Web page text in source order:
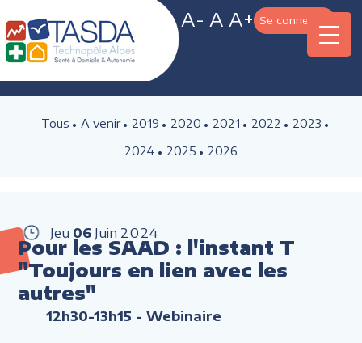
A- A A+ Se connecter
Tous A venir 2019 2020 2021 2022
2023
2024
2025 2026
Jeu 06 Juin 2024
Pour les SAAD : l'instant T
"Toujours en lien avec les
autres"
12h30-13h15 - Webinaire